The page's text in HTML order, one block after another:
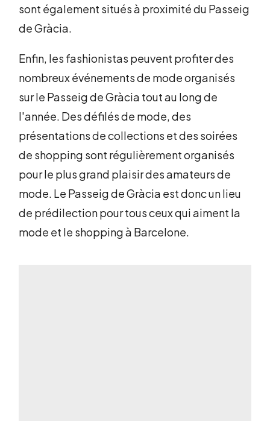
sont également situés à proximité du Passeig
de Gràcia.
Enfin, les fashionistas peuvent profiter des
nombreux événements de mode organisés
sur le Passeig de Gràcia tout au long de
l'année. Des défilés de mode, des
présentations de collections et des soirées
de shopping sont régulièrement organisés
pour le plus grand plaisir des amateurs de
mode. Le Passeig de Gràcia est donc un lieu
de prédilection pour tous ceux qui aiment la
mode et le shopping à Barcelone.